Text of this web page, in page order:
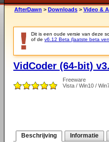
AfterDawn > Downloads > Video &
Dit is een oude versie van deze
of de v6.12 Beta (laatste beta
VidCoder (64-bit)
Freeware
Vista / Win10 /
Beschrijving Informatie